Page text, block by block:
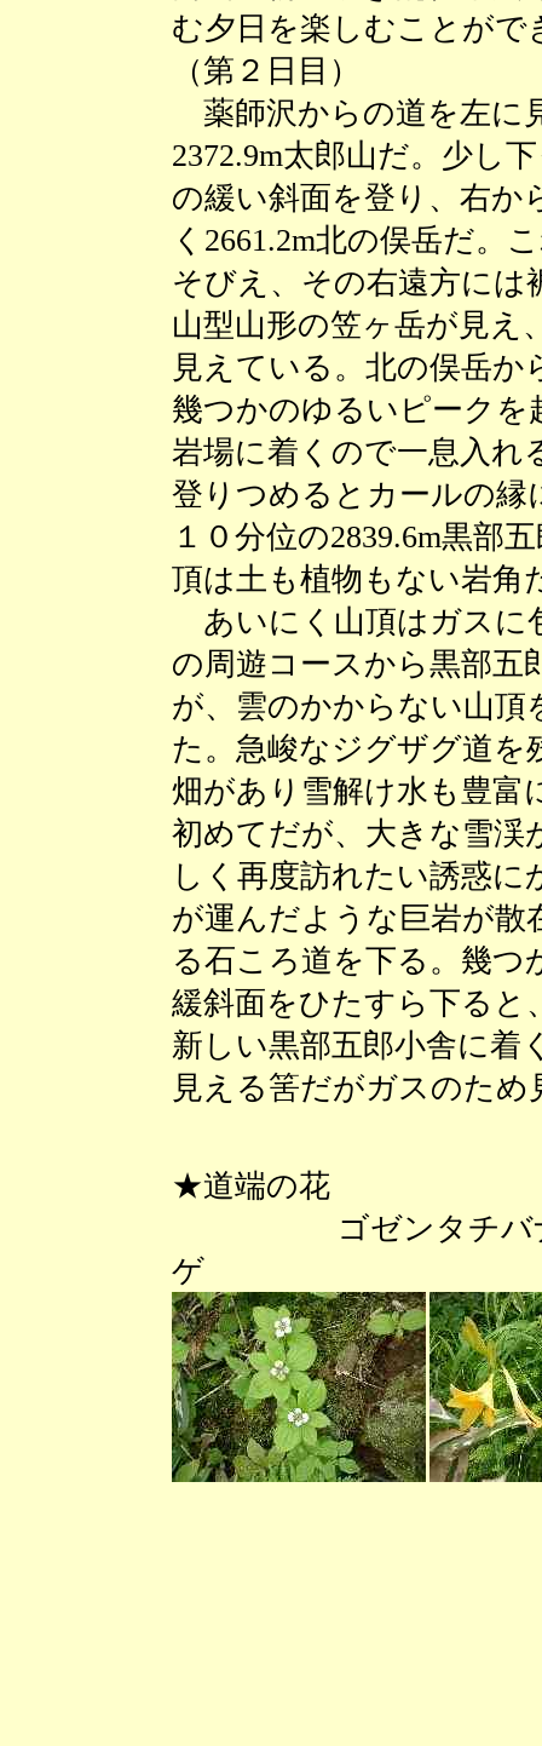
む夕日を楽しむことがで
（第２日目）
薬師沢からの道を左に
2372.9m太郎山だ。少し
の緩い斜面を登り、右か
く2661.2m北の俣岳だ。
そびえ、その右遠方には
山型山形の笠ヶ岳が見え
見えている。北の俣岳
幾つかのゆるいピーク
岩場に着くので一息入れ
登りつめるとカールの縁
１０分位の2839.6m黒部
頂は土も植物もない岩角
あいにく山頂はガスに
の周遊コースから黒部五
が、雲のかからない山
た。急峻なジグザグ道を
畑があり雪解け水も豊富
初めてだが、大きな雪渓
しく再度訪れたい誘惑
が運んだような巨岩が散
る石ころ道を下る。幾つ
緩斜面をひたすら下ると
新しい黒部五郎小舎に着
見える筈だがガスのた
★道端の花
ゴゼンタチ
ゲ ワタ